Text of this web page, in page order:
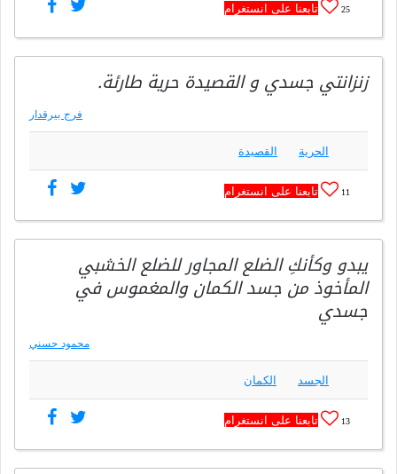
25 تابعنا على انستغرام
زنزانتي جسدي و القصيدة حرية طارئة.
فرج بيرقدار
الحرية القصيدة
11 تابعنا على انستغرام
يبدو وكأنكِ الضلع المجاور للضلع الخشبي
المأخوذ من جسد الكمان والمغموس في
جسدي
محمود حسني
الجسد الكمان
13 تابعنا على انستغرام